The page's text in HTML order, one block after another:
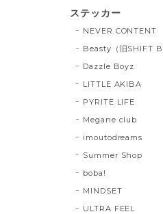
ステッカー
NEVER CONTENT
Beasty（旧SHIFT
Dazzle Boyz
LITTLE AKIBA
PYRITE LIFE
Megane club
imoutodreams
Summer Shop
boba!
MINDSET
ULTRA FEEL